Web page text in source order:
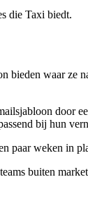
die Taxi biedt.
waar ze
door
bij hun
paar weken in
buiten